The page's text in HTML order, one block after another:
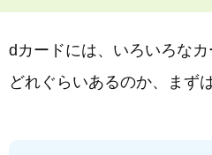
dカードには、いろいろなカ
どれぐらいあるのか、まず